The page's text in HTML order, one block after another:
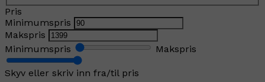
Pris
Minimumspris
Makspris
Minimumspris
Makspris
Skyv eller skriv inn fra/til pris